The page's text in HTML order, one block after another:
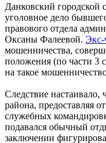
Данковский городской
уголовное дело
правового отдела
Оксаны Фалеевой. Экс-
мошенничества,
положения (по части
на такое
Следствие
района, предоставляя
служебных
подавался обычный
заключении